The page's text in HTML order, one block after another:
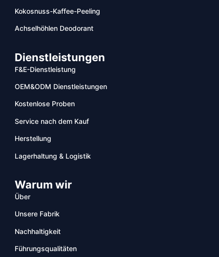
Kokosnuss-Kaffee-Peeling
Achselhöhlen Deodorant
Dienstleistungen
F&E-Dienstleistung
OEM&ODM Dienstleistungen
Kostenlose Proben
Service nach dem Kauf
Herstellung
Lagerhaltung & Logistik
Warum wir
Über
Unsere Fabrik
Nachhaltigkeit
Führungsqualitäten